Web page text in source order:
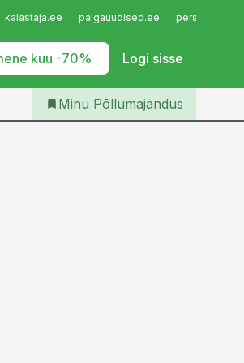
kalastaja.ee palgauudised.ee
kuu -70% Logi sisse
Iseteenindus
Telli Põllumajandus
Minu Põllumajandus